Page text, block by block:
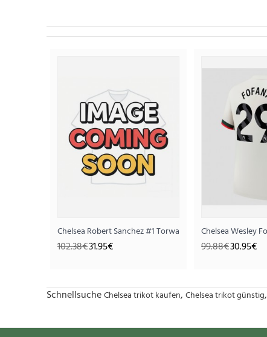
Chelsea Robert Sanchez #1 Torwart Auswärtstrikot 2025-
102.38€31.95€
Chelsea Wesley
99.88€30.95€
SchnellsucheChelsea trikot kaufen, Chelsea trikot günstig,